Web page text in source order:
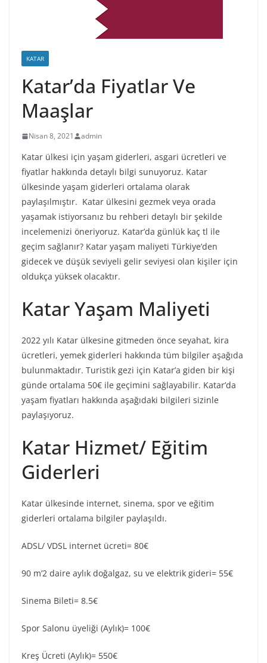
KATAR
Katar’da Fiyatlar Ve
Maaşlar
Nisan 8, 2021 admin
Katar ülkesi için yaşam giderleri, asgari ücretleri ve
fiyatlar hakkında detaylı bilgi sunuyoruz. Katar
ülkesinde yaşam giderleri ortalama olarak
paylaşılmıştır. Katar ülkesini gezmek veya orada
yaşamak istiyorsanız bu rehberi detaylı bir şekilde
incelemenizi öneriyoruz. Katar’da günlük kaç tl ile
geçim sağlanır? Katar yaşam maliyeti Türkiye’den
gidecek ve düşük seviyeli gelir seviyesi olan kişiler için
oldukça yüksek olacaktır.
Katar Yaşam Maliyeti
2022 yılı Katar ülkesine gitmeden önce seyahat, kira
ücretleri, yemek giderleri hakkında tüm bilgiler aşağıda
bulunmaktadır. Turistik gezi için Katar’a giden bir kişi
günde ortalama 50€ ile geçimini sağlayabilir. Katar’da
yaşam fiyatları hakkında aşağıdaki bilgileri sizinle
paylaşıyoruz.
Katar Hizmet/ Eğitim
Giderleri
Katar ülkesinde internet, sinema, spor ve eğitim
giderleri ortalama bilgiler paylaşıldı.
ADSL/ VDSL internet ücreti= 80€
90 m’2 daire aylık doğalgaz, su ve elektrik gideri= 55€
Sinema Bileti= 8.5€
Spor Salonu üyeliği (Aylık)= 100€
Kreş Ücreti (Aylık)= 550€